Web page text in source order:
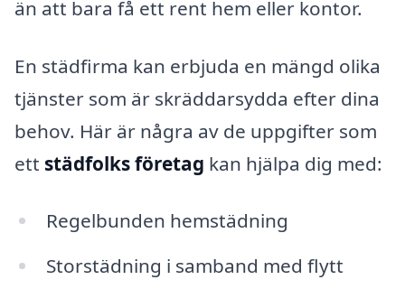
än att bara få ett rent hem eller kontor.
En städfirma kan erbjuda en mängd olika
tjänster som är skräddarsydda efter dina
behov. Här är några av de uppgifter som
ett städfolks företag kan hjälpa dig med:
Regelbunden hemstädning
Storstädning i samband med flytt